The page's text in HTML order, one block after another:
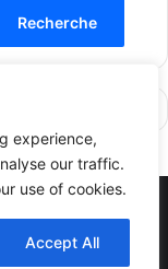
experience,
our traffic.
use of cookies.
Accept All
Recherche
مجلتنا - Our Magazine